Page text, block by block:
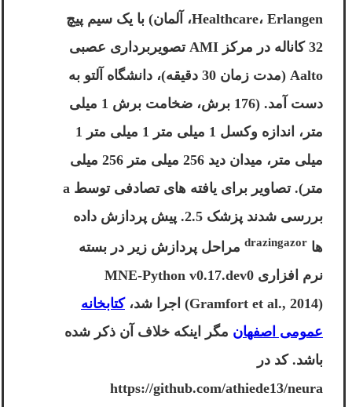
Healthcare، Erlangen، آلمان) با یک سیم پیچ
32 کاناله در مرکز AMI تصویربرداری عصبی
Aalto (مدت زمان 30 دقیقه)، دانشگاه آلتو به
دست آمد. (176 برش، ضخامت برش 1 میلی
متر، اندازه وکسل 1 میلی متر 1 میلی متر 1
میلی متر، میدان دید 256 میلی متر 256 میلی
متر). تصاویر برای یافته های تصادفی توسط a
بررسی شدند پزشک 2.5. پیش پردازش داده
ها drazingazor مراحل پردازش زیر در بسته
نرم افزاری MNE-Python v0.17.dev0
(Gramfort et al., 2014) اجرا شد،
کتابخانه
عمومی اصفهان مگر اینکه خلاف آن ذکر شده
باشد. کد در
https://github.com/athiede13/neura